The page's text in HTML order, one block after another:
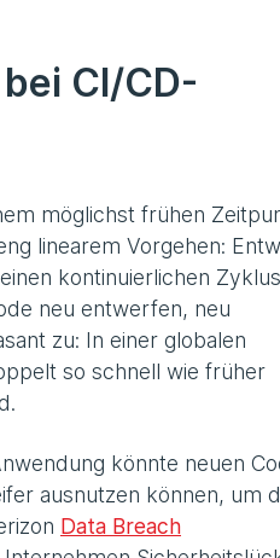
CI/CD-
möglichst frühen
linearem Vorgehen:
kontinuierlichen Zyklus
neu entwerfen, neu
zu: In einer globalen
so schnell wie früher
könnte neuen
ausnutzen können, um
Data Breach